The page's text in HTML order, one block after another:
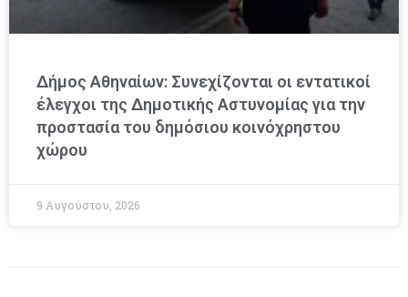
Δήμος Αθηναίων: Συνεχίζονται οι εντατικοί
έλεγχοι της Δημοτικής Αστυνομίας για την
προστασία του δημόσιου κοινόχρηστου
χώρου
9 Αυγούστου, 2026